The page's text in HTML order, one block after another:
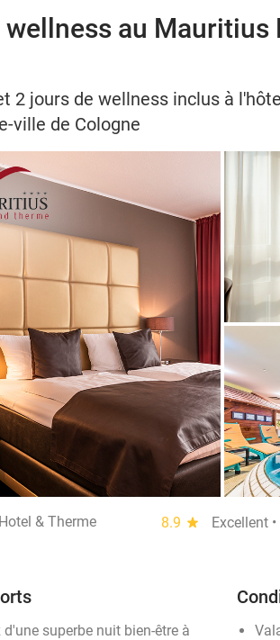
au Mauritius
2 jours de wellness inclus à
ville de Cologne
& Therme 8.9 star
Excellent
d'une superbe nuit bien-être à